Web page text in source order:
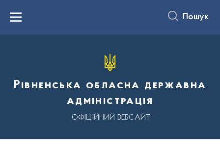
вмістуMenu Пошук
Рівненська обласна державна
адміністрація
ОФІЦІЙНИЙ ВЕБСАЙТ